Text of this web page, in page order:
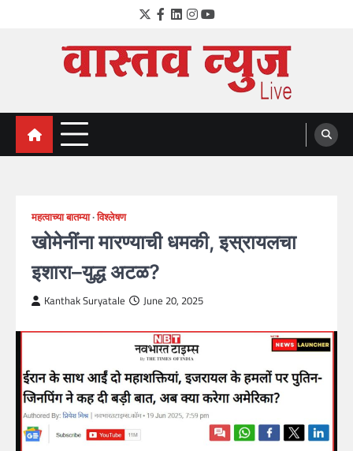
Twitter
Facebook
LinkedIn
Instagram
YouTube
VastavNEWSLive.com
a leading NEWS portal of Maharahstra
महत्वाच्या बातम्या विश्लेषण
खोमेनींना मारण्याची धमकी, इस्रायलचा
इशारा–युद्ध अटळ?
Kanthak Suryatale June 20, 2025